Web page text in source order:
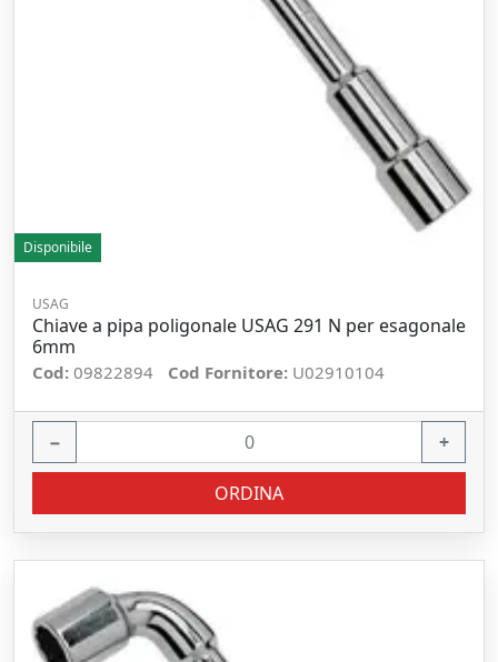
Disponibile
USAG
Chiave a pipa poligonale USAG 291 N per esagonale
6mm
Cod: 09822894 Cod Fornitore: U02910104
− +
ORDINA